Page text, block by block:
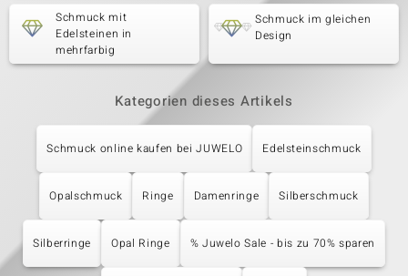
Schmuck mit
Edelsteinen in
mehrfarbig
Schmuck im gleichen
Design
Kategorien dieses Artikels
Schmuck online kaufen bei JUWELO Edelsteinschmuck
Opalschmuck Ringe Damenringe Silberschmuck
Silberringe Opal Ringe % Juwelo Sale - bis zu 70% sparen